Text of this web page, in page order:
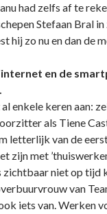
had zelfs af te
Stefaan Bral
hij zo nu en dan de
en de
enkele keren aan:
als Tiene
letterlijk van de
zijn met
niet op tijd
van
iets van. Werken